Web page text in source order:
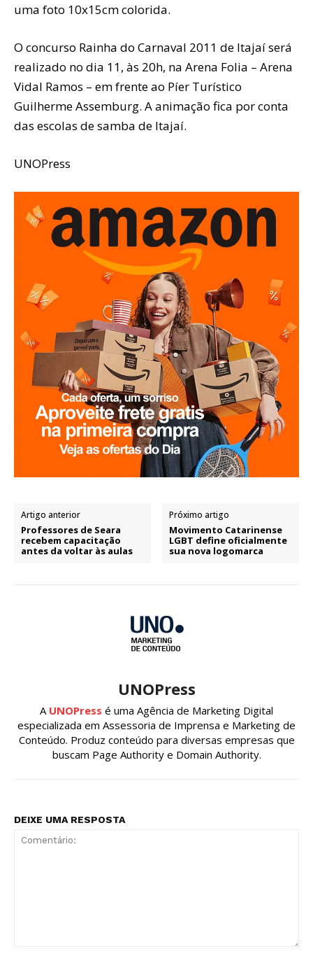
uma foto 10x15cm colorida.
O concurso Rainha do Carnaval 2011 de Itajaí será
realizado no dia 11, às 20h, na Arena Folia – Arena
Vidal Ramos – em frente ao Píer Turístico
Guilherme Assemburg. A animação fica por conta
das escolas de samba de Itajaí.
UNOPress
Artigo anterior
Professores de Seara
recebem capacitação
antes da voltar às aulas
Próximo artigo
Movimento Catarinense
LGBT define oficialmente
sua nova logomarca
UNOPress
A UNOPress é uma Agência de Marketing Digital
especializada em Assessoria de Imprensa e Marketing de
Conteúdo. Produz conteúdo para diversas empresas que
buscam Page Authority e Domain Authority.
DEIXE UMA RESPOSTA